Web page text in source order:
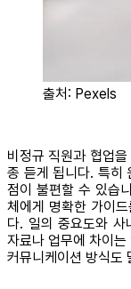
출처: Pexels
비정규 직원과 협업
종 듣게 됩니다. 특히
점이 불편할 수 있습
체에게 명확한 가이
다. 일의 중요도와 사
자료나 업무에 차이
커뮤니케이션 방식도